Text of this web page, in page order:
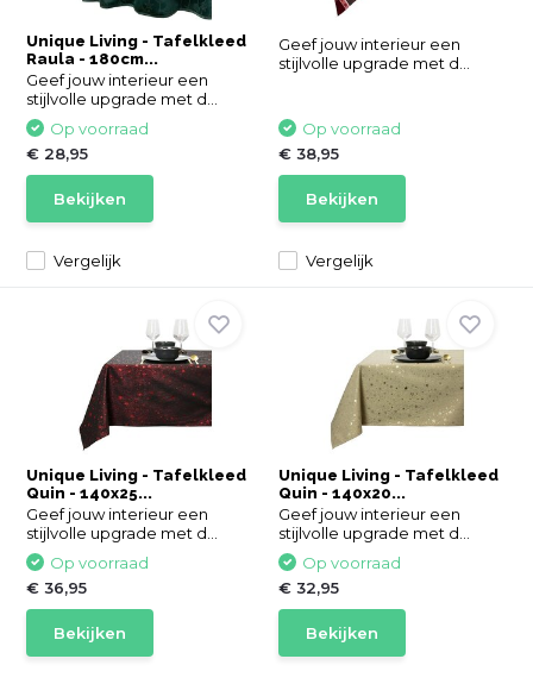
Unique Living - Tafelkleed
Raula - 180cm...
Geef jouw interieur een
stijlvolle upgrade met d...
Vergelijk
Op voorraad
€ 28,95
Bekijken
Geef jouw interieur een
stijlvolle upgrade met d...
Vergelijk
Op voorraad
€ 38,95
Bekijken
Unique Living - Tafelkleed
Quin - 140x25...
Geef jouw interieur een
stijlvolle upgrade met d...
Op voorraad
€ 36,95
Bekijken
Unique Living - Tafelkleed
Quin - 140x20...
Geef jouw interieur een
stijlvolle upgrade met d...
Op voorraad
€ 32,95
Bekijken